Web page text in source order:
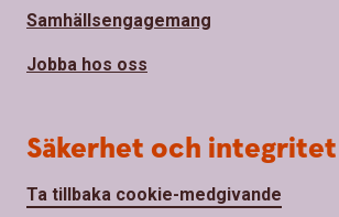
Samhällsengagemang
Jobba hos oss
Säkerhet och integritet
Ta tillbaka cookie-medgivande